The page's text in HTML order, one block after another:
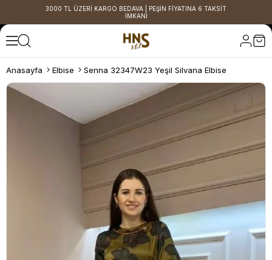
3000 TL ÜZERİ KARGO BEDAVA | PEŞİN FİYATINA 6 TAKSİT
İMKANI
Anasayfa Elbise Senna 32347W23 Yeşil Silvana Elbise